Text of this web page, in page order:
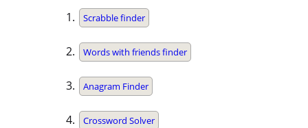
Scrabble finder
Words with friends finder
Anagram Finder
Crossword Solver